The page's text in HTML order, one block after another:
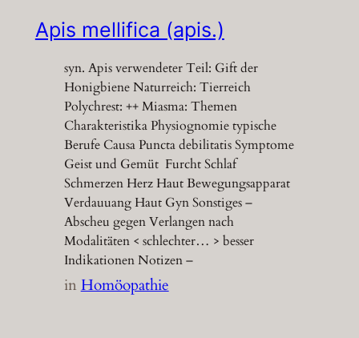
Apis mellifica (apis.)
syn. Apis verwendeter Teil: Gift der
Honigbiene Naturreich: Tierreich
Polychrest: ++ Miasma: Themen
Charakteristika Physiognomie typische
Berufe Causa Puncta debilitatis Symptome
Geist und Gemüt Furcht Schlaf
Schmerzen Herz Haut Bewegungsapparat
Verdauuang Haut Gyn Sonstiges –
Abscheu gegen Verlangen nach
Modalitäten < schlechter… > besser
Indikationen Notizen –
inHomöopathie